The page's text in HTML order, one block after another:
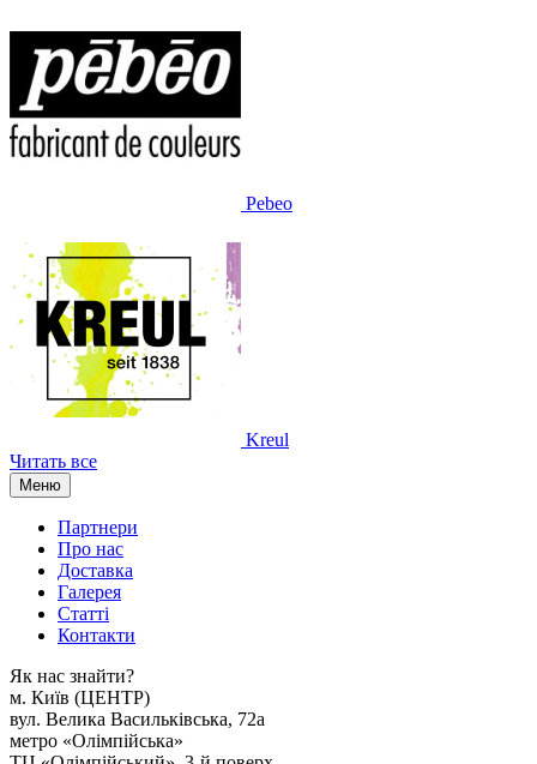
Pebeo
Kreul
Читать все
Меню
Партнери
Про нас
Доставка
Галерея
Статтi
Контакти
Як наc знайти?
м. Киïв (ЦЕНТР)
вул. Велика Васильківська, 72а
метро «Олімпійська»